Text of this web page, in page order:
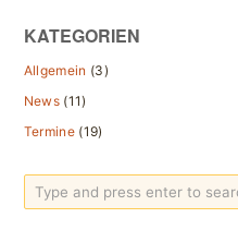
KATEGORIEN
Allgemein (3)
News (11)
Termine (19)